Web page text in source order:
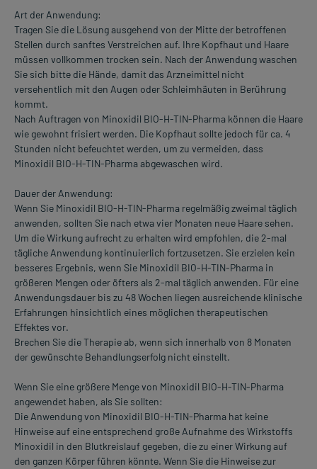
Art der Anwendung:
Tragen Sie die Lösung ausgehend von der Mitte der betroffenen
Stellen durch sanftes Verstreichen auf. Ihre Kopfhaut und Haare
müssen vollkommen trocken sein. Nach der Anwendung waschen
Sie sich bitte die Hände, damit das Arzneimittel nicht
versehentlich mit den Augen oder Schleimhäuten in Berührung
kommt.
Nach Auftragen von Minoxidil BIO-H-TIN-Pharma können die Haare
wie gewohnt frisiert werden. Die Kopfhaut sollte jedoch für ca. 4
Stunden nicht befeuchtet werden, um zu vermeiden, dass
Minoxidil BIO-H-TIN-Pharma abgewaschen wird.
Dauer der Anwendung:
Wenn Sie Minoxidil BIO-H-TIN-Pharma regelmäßig zweimal täglich
anwenden, sollten Sie nach etwa vier Monaten neue Haare sehen.
Um die Wirkung aufrecht zu erhalten wird empfohlen, die 2-mal
tägliche Anwendung kontinuierlich fortzusetzen. Sie erzielen kein
besseres Ergebnis, wenn Sie Minoxidil BIO-H-TIN-Pharma in
größeren Mengen oder öfters als 2-mal täglich anwenden. Für eine
Anwendungsdauer bis zu 48 Wochen liegen ausreichende klinische
Erfahrungen hinsichtlich eines möglichen therapeutischen
Effektes vor.
Brechen Sie die Therapie ab, wenn sich innerhalb von 8 Monaten
der gewünschte Behandlungserfolg nicht einstellt.
Wenn Sie eine größere Menge von Minoxidil BIO-H-TIN-Pharma
angewendet haben, als Sie sollten:
Die Anwendung von Minoxidil BIO-H-TIN-Pharma hat keine
Hinweise auf eine entsprechend große Aufnahme des Wirkstoffs
Minoxidil in den Blutkreislauf gegeben, die zu einer Wirkung auf
den ganzen Körper führen könnte. Wenn Sie die Hinweise zur